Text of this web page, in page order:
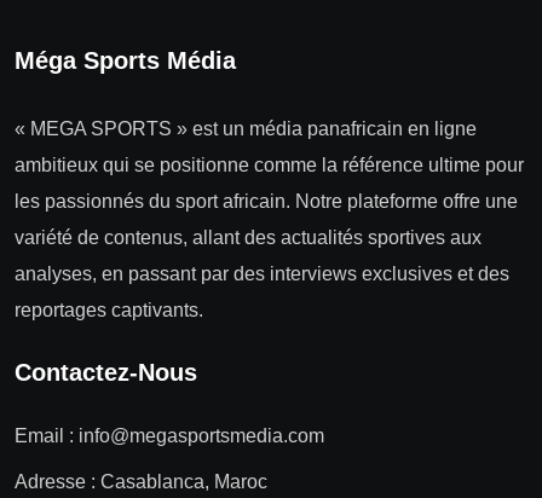
Méga Sports Média
« MEGA SPORTS » est un média panafricain en ligne
ambitieux qui se positionne comme la référence ultime pour
les passionnés du sport africain. Notre plateforme offre une
variété de contenus, allant des actualités sportives aux
analyses, en passant par des interviews exclusives et des
reportages captivants.
Contactez-Nous
Email : info@megasportsmedia.com
Adresse : Casablanca, Maroc